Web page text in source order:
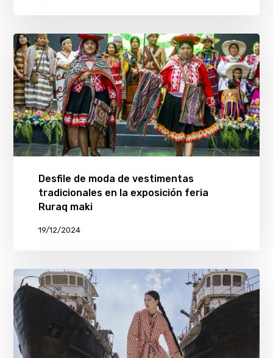
Desfile de moda de vestimentas
tradicionales en la exposición feria
Ruraq maki
19/12/2024